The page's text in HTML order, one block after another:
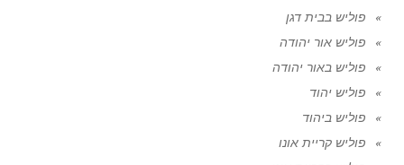
פוליש בבית דגן
פוליש אור יהודה
פוליש באור יהודה
פוליש יהוד
פוליש ביהוד
פוליש קריית אונו